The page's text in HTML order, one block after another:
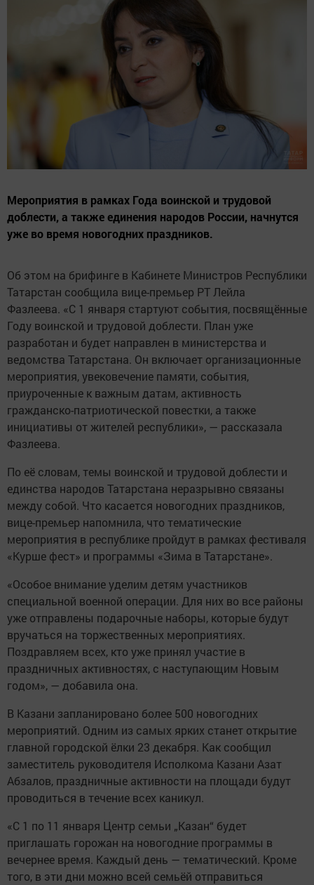
Мероприятия в рамках Года воинской и трудовой
доблести, а также единения народов России, начнутся
уже во время новогодних праздников.
Об этом на брифинге в Кабинете Министров Республики
Татарстан сообщила вице-премьер РТ Лейла
Фазлеева. «С 1 января стартуют события, посвящённые
Году воинской и трудовой доблести. План уже
разработан и будет направлен в министерства и
ведомства Татарстана. Он включает организационные
мероприятия, увековечение памяти, события,
приуроченные к важным датам, активность
гражданско-патриотической повестки, а также
инициативы от жителей республики», — рассказала
Фазлеева.
По её словам, темы воинской и трудовой доблести и
единства народов Татарстана неразрывно связаны
между собой. Что касается новогодних праздников,
вице-премьер напомнила, что тематические
мероприятия в республике пройдут в рамках фестиваля
«Курше фест» и программы «Зима в Татарстане».
«Особое внимание уделим детям участников
специальной военной операции. Для них во все районы
уже отправлены подарочные наборы, которые будут
вручаться на торжественных мероприятиях.
Поздравляем всех, кто уже принял участие в
праздничных активностях, с наступающим Новым
годом», — добавила она.
В Казани запланировано более 500 новогодних
мероприятий. Одним из самых ярких станет открытие
главной городской ёлки 23 декабря. Как сообщил
заместитель руководителя Исполкома Казани Азат
Абзалов, праздничные активности на площади будут
проводиться в течение всех каникул.
«С 1 по 11 января Центр семьи „Казан“ будет
приглашать горожан на новогодние программы в
вечернее время. Каждый день — тематический. Кроме
того, в эти дни можно всей семьёй отправиться